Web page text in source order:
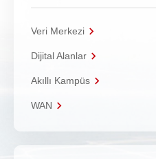
Veri Merkezi
Dijital Alanlar
Akıllı Kampüs
WAN